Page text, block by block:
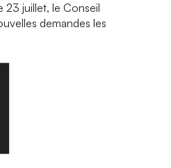
23 juillet, le Conseil
demandes les